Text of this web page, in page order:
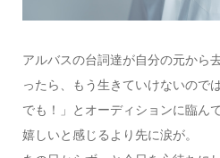
アルバスの台詞達が自分の元から
ったら、もう生きていけないので
でも！」とオーディションに臨ん
嬉しいと感じるより先に涙が。